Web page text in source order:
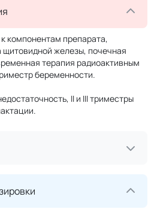
компонентам препарата,
щитовидной железы, почечная
терапия радиоактивным
беременности.
II и III триместры